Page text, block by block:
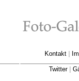
Kontakt
Twitter|